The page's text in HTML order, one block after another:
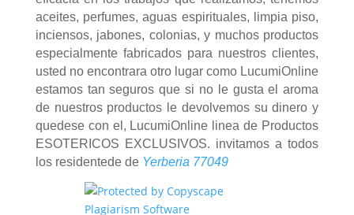
aceites, perfumes, aguas espirituales, limpia piso,
inciensos, jabones, colonias, y muchos productos
especialmente fabricados para nuestros clientes,
usted no encontrara otro lugar como LucumiOnline
estamos tan seguros que si no le gusta el aroma
de nuestros productos le devolvemos su dinero y
quedese con el, LucumiOnline linea de Productos
ESOTERICOS EXCLUSIVOS. invitamos a todos
los residentede de Yerberia 77049